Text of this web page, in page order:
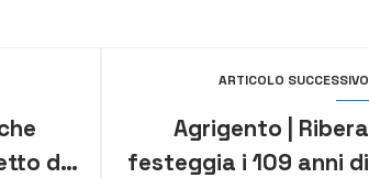
di
ARTICOLO SUCCESSIVO
Agrigento | Ribera
festeggia i 109 anni di